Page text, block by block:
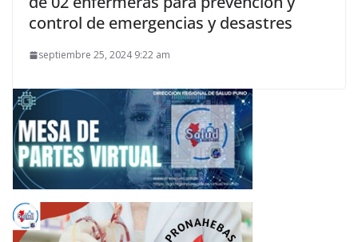
control de emergencias y desastres
septiembre 25, 2024 9:22 am